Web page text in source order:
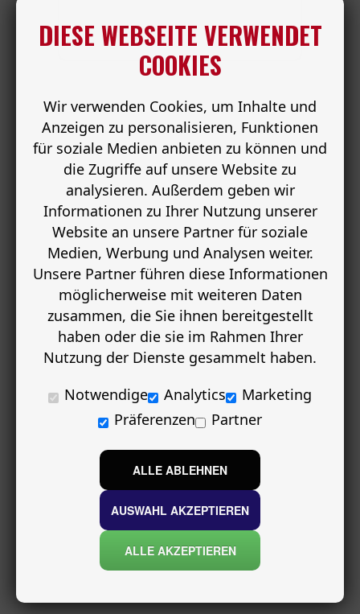
DIESE WEBSEITE VERWENDET
COOKIES
Wir verwenden Cookies, um Inhalte und
Anzeigen zu personalisieren, Funktionen
für soziale Medien anbieten zu können und
die Zugriffe auf unsere Website zu
analysieren. Außerdem geben wir
Informationen zu Ihrer Nutzung unserer
Website an unsere Partner für soziale
Medien, Werbung und Analysen weiter.
Unsere Partner führen diese Informationen
möglicherweise mit weiteren Daten
zusammen, die Sie ihnen bereitgestellt
haben oder die sie im Rahmen Ihrer
Nutzung der Dienste gesammelt haben.
Notwendige
Analytics
Marketing
Präferenzen
Partner
ALLE ABLEHNEN
AUSWAHL AKZEPTIEREN
ALLE AKZEPTIEREN